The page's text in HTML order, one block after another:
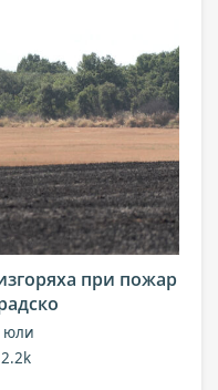
при пожар
юли
2.2k